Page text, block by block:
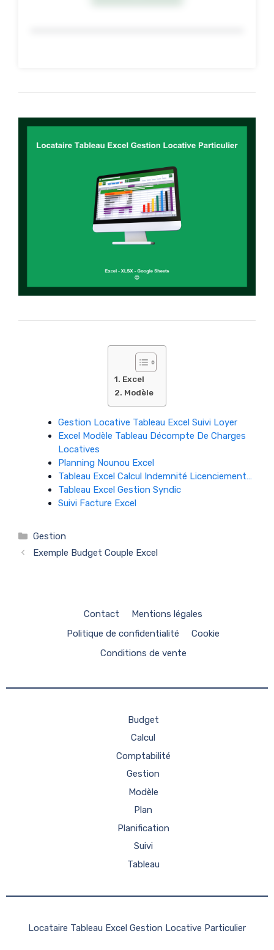
Excel
Modèle
Gestion Locative Tableau Excel Suivi Loyer
Excel Modèle Tableau Décompte De Charges
Locatives
Planning Nounou Excel
Tableau Excel Calcul Indemnité Licenciement…
Tableau Excel Gestion Syndic
Suivi Facture Excel
Catégories
Gestion
Exemple Budget Couple Excel
Contact
Mentions légales
Politique de confidentialité
Cookie
Conditions de vente
Budget
Calcul
Comptabilité
Gestion
Modèle
Plan
Planification
Suivi
Tableau
Locataire Tableau Excel Gestion Locative Particulier